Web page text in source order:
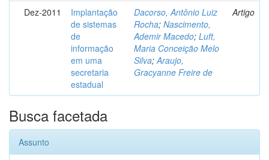
Dez-2011
Implantação
de sistemas
de
informação
em uma
secretaria
estadual
Dacorso, Antônio Luiz
Rocha; Nascimento,
Ademir Macedo; Luft,
Maria Conceição Melo
Silva;Araujo,
Gracyanne Freire de
Artigo
Busca facetada
Assunto